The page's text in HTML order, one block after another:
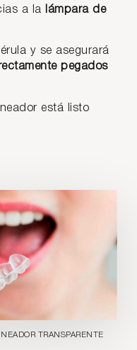
a la
lámpara de
y se asegurará
pegados
está listo
TRANSPARENTE